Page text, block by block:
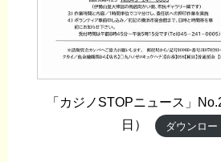
「カジノSTOPニュース」
日）
ダウンロー